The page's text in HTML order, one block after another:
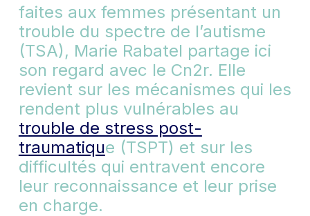
faites aux femmes présentant un
trouble du spectre de l’autisme
(TSA), Marie Rabatel partage ici
son regard avec le Cn2r. Elle
revient sur les mécanismes qui les
rendent plus vulnérables au
trouble de stress post-
traumatique (TSPT) et sur les
difficultés qui entravent encore
leur reconnaissance et leur prise
en charge.